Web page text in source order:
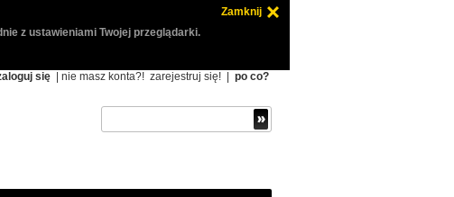
Zamknij
z ustawieniami Twojej przeglądarki.
się | nie masz konta?! zarejestruj się! po co?